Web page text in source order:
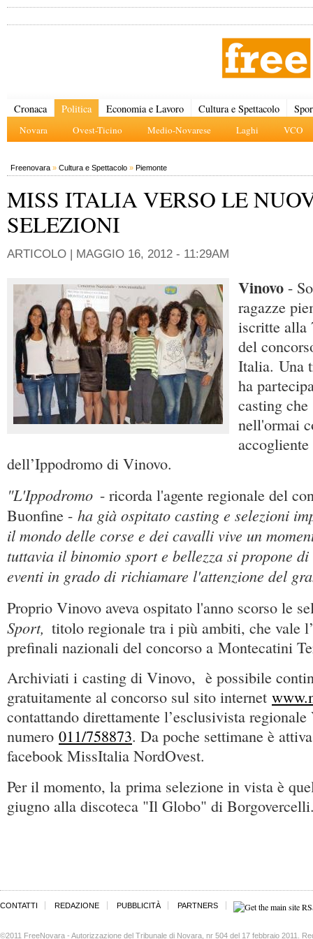
Cronaca Politica
Novara Ovest-Ticino Medio-Novarese Laghi VCO
Economia e Lavoro Cultura e Spettacolo
Freenovara » Cultura e Spettacolo » Piemonte
MISS ITALIA VERSO LE
SELEZIONI
ARTICOLO | MAGGIO 16, 2012 - 11:29AM
Vinovo -
ragazze
iscritte alla
del
Italia. Una
ha
casting
nell'ormai
dell’Ippodromo di Vinovo.
"L'Ippodromo - ricorda l'agente regionale del
Buonfine - ha già ospitato casting e selezioni
il mondo delle corse e dei cavalli vive un
tuttavia il binomio sport e bellezza si propone
eventi in grado di richiamare l'attenzione del
Proprio Vinovo aveva ospitato l'anno scorso le
Sport, titolo regionale tra i più ambiti, che vale
prefinali nazionali del concorso a Montecatini
Archiviati i casting di Vinovo, è possibile
gratuitamente al concorso sul sito internet
contattando direttamente l’esclusivista
numero 011/758873. Da poche settimane è
facebook MissItalia NordOvest.
Per il momento, la prima selezione in vista è
giugno alla discoteca "Il Globo" di
CONTATTI REDAZIONE PUBBLICITÀ PARTNERS
©2011 FreeNovara - Autorizzazione del Tribunale di Novara, nr 504 del 17 febbraio 2011.